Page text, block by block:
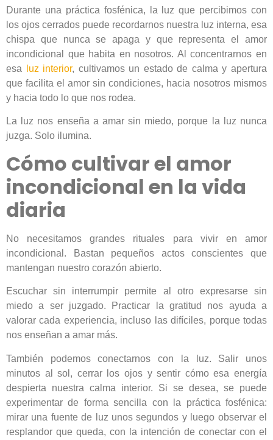
Durante una práctica fosfénica, la luz que percibimos con
los ojos cerrados puede recordarnos nuestra luz interna, esa
chispa que nunca se apaga y que representa el amor
incondicional que habita en nosotros. Al concentrarnos en
esa
luz interior, cultivamos un estado de calma y apertura
que facilita el amor sin condiciones, hacia nosotros mismos
y hacia todo lo que nos rodea.
La luz nos enseña a amar sin miedo, porque la luz nunca
juzga. Solo ilumina.
Cómo cultivar el amor
incondicional en la vida
diaria
No necesitamos grandes rituales para vivir en amor
incondicional. Bastan pequeños actos conscientes que
mantengan nuestro corazón abierto.
Escuchar sin interrumpir permite al otro expresarse sin
miedo a ser juzgado. Practicar la gratitud nos ayuda a
valorar cada experiencia, incluso las difíciles, porque todas
nos enseñan a amar más.
También podemos conectarnos con la luz. Salir unos
minutos al sol, cerrar los ojos y sentir cómo esa energía
despierta nuestra calma interior. Si se desea, se puede
experimentar de forma sencilla con la práctica fosfénica:
mirar una fuente de luz unos segundos y luego observar el
resplandor que queda, con la intención de conectar con el